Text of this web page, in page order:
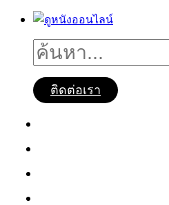
ติดต่อเรา